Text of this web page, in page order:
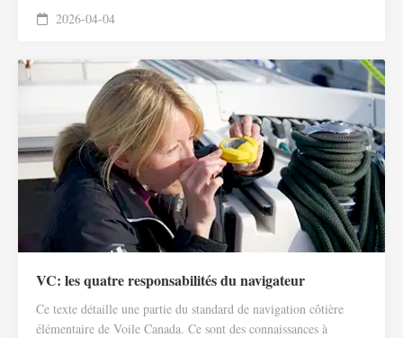
2026-04-04
VC: les quatre responsabilités du navigateur
Ce texte détaille une partie du standard de navigation côtière
élémentaire de Voile Canada. Ce sont des connaissances à